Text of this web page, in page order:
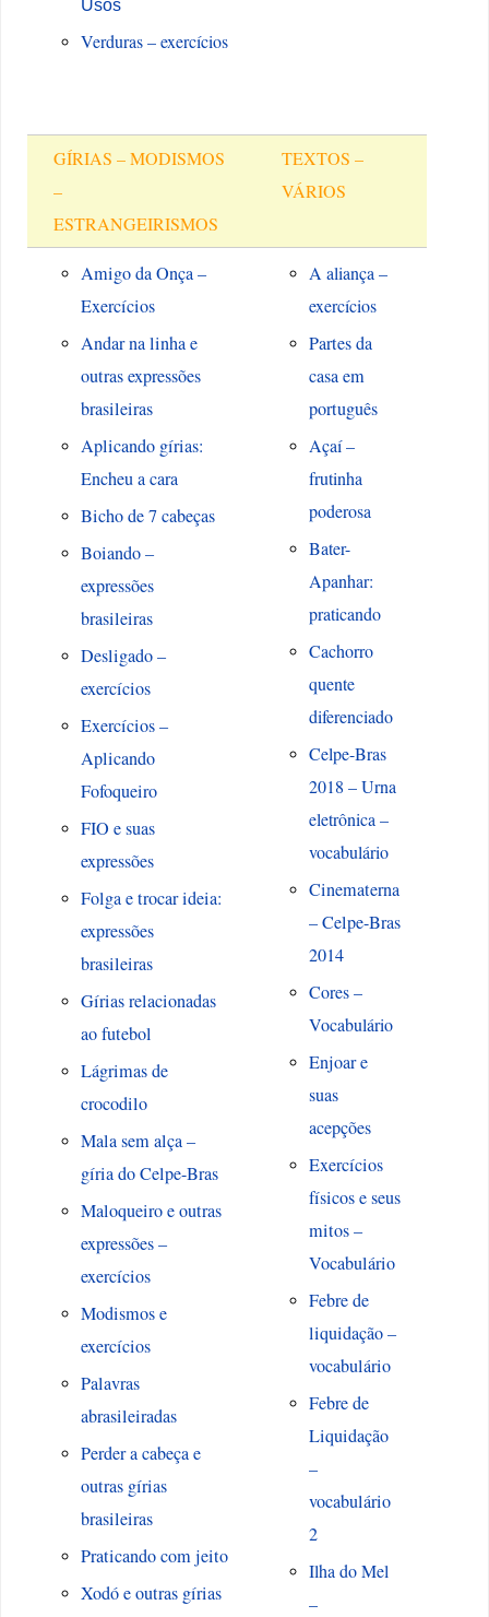
Usos
Verduras – exercícios
GÍRIAS – MODISMOS
–
ESTRANGEIRISMOS
TEXTOS –
VÁRIOS
Amigo da Onça –
Exercícios
Andar na linha e
outras expressões
brasileiras
Aplicando gírias:
Encheu a cara
Bicho de 7 cabeças
Boiando –
expressões
brasileiras
Desligado –
exercícios
Exercícios –
Aplicando
Fofoqueiro
FIO e suas
expressões
Folga e trocar ideia:
expressões
brasileiras
Gírias relacionadas
ao futebol
Lágrimas de
crocodilo
Mala sem alça –
gíria do Celpe-Bras
Maloqueiro e outras
expressões –
exercícios
Modismos e
exercícios
Palavras
abrasileiradas
Perder a cabeça e
outras gírias
brasileiras
Praticando com jeito
Xodó e outras gírias
A aliança –
exercícios
Partes da
casa em
português
Açaí –
frutinha
poderosa
Bater-
Apanhar:
praticando
Cachorro
quente
diferenciado
Celpe-Bras
2018 – Urna
eletrônica –
vocabulário
Cinematerna
– Celpe-Bras
2014
Cores –
Vocabulário
Enjoar e
suas
acepções
Exercícios
físicos e seus
mitos –
Vocabulário
Febre de
liquidação –
vocabulário
Febre de
Liquidação
–
vocabulário
2
Ilha do Mel
–